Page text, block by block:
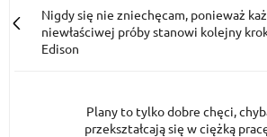
Nigdy się nie zniechęcam, ponieważ
niewłaściwej próby stanowi kolejny
Edison
Plany to tylko dobre chęci,
przekształcają się w ciężką